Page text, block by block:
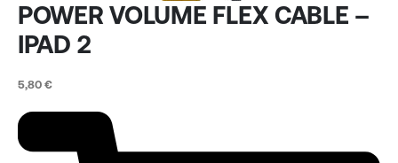
POWER VOLUME FLEX CABLE –
IPAD 2
5,80 €